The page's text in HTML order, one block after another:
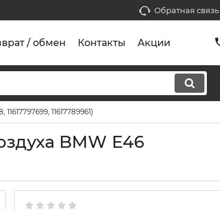
Обратная связь
/ обмен Контакты Акции
11617789961)
BMW E46